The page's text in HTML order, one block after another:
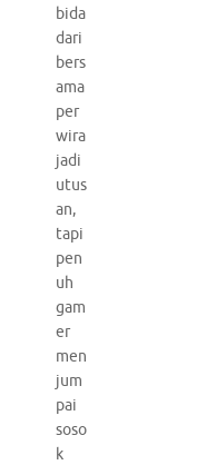
bida
dari
bers
ama
per
wira
jadi
utus
an,
tapi
pen
uh
gam
er
men
jum
pai
soso
k